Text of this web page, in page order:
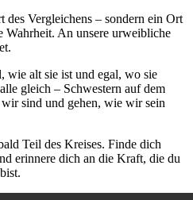
des Vergleichens – sondern ein Ort
Wahrheit. An unsere urweibliche
wie alt sie ist und egal, wo sie
gleich – Schwestern auf dem
sind und gehen, wie wir sein
Teil des Kreises. Finde dich
erinnere dich an die Kraft, die du